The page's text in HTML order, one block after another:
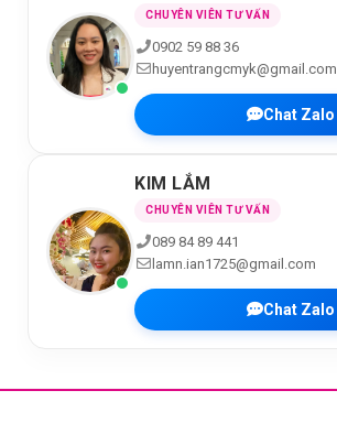
CHUYÊN VIÊN TƯ VẤN
0902 59 88 36
huyentrangcmyk@gmail.com
Chat Zalo
KIM LẮM
CHUYÊN VIÊN TƯ VẤN
089 84 89 441
lamn.ian1725@gmail.com
Chat Zalo